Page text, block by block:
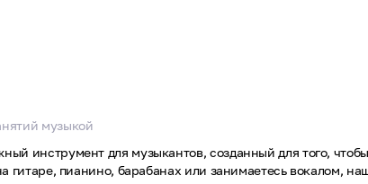
музыкой
инструмент для музыкантов, созданный для того,
гитаре, пианино, барабанах или занимаетесь вокалом,